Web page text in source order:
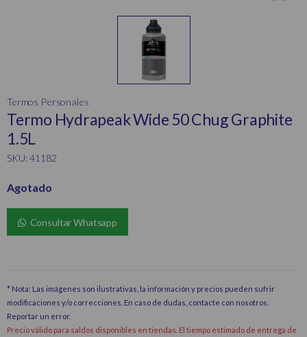
Termos Personales
Termo Hydrapeak Wide 50 Chug Graphite
1.5L
SKU: 41182
Agotado
Consultar Whatsapp
* Nota: Las imágenes son ilustrativas, la información y precios pueden sufrir
modificaciones y/o correcciones. En caso de dudas, contacte con nosotros.
Reportar un error.
Precio válido para saldos disponibles en tiendas. El tiempo estimado de entrega de